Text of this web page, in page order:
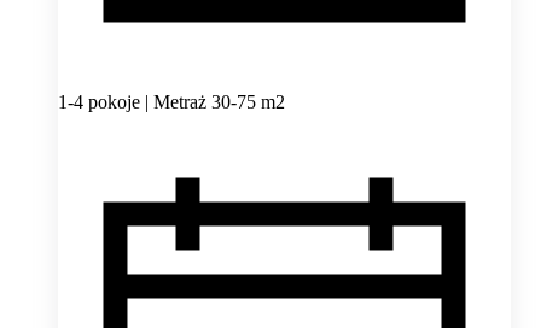
1-4 pokoje | Metraż 30-75 m2